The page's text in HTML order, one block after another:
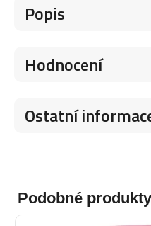
Popis
Hodnocení
Ostatní
Podobné produkty